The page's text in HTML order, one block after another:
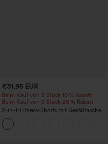
€31,95 EUR
Beim Kauf von 2 Stück 10 % Rabatt |
Beim Kauf von 3 Stück 20 % Rabatt
2-in-1-Fitness-Shorts mit Gesäßtasche
und seitlicher versteckter Tasche 6,3 cm